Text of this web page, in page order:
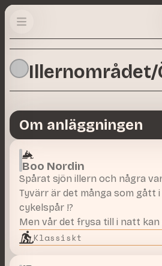
Illernområdet/
Boo Nordin
Spårat sjön illern och några
Tyvärr är det många som gått
cykelspår !?
Men vår det frysa till i natt kan
Klassiskt
Om anläggningen